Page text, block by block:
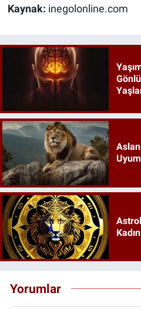
Kaynak: inegolonline.com
Yorumlar